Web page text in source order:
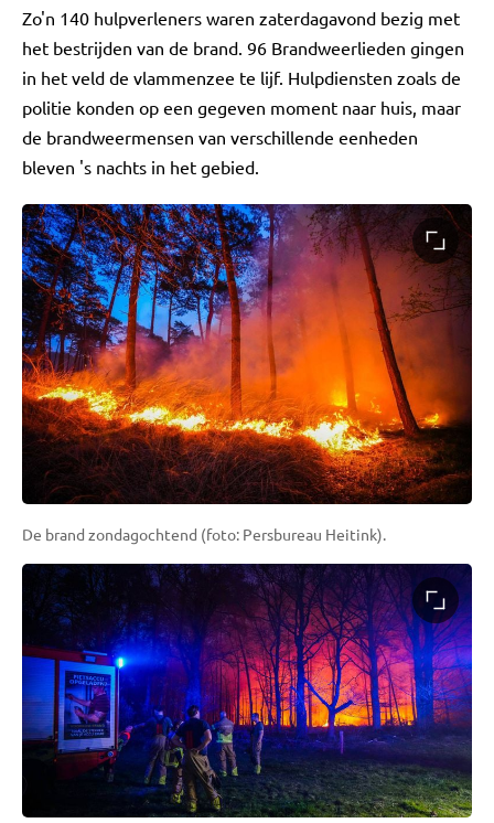
Zo'n 140 hulpverleners waren zaterdagavond bezig met
het bestrijden van de brand. 96 Brandweerlieden gingen
in het veld de vlammenzee te lijf. Hulpdiensten zoals de
politie konden op een gegeven moment naar huis, maar
de brandweermensen van verschillende eenheden
bleven 's nachts in het gebied.
De brand zondagochtend (foto: Persbureau Heitink).